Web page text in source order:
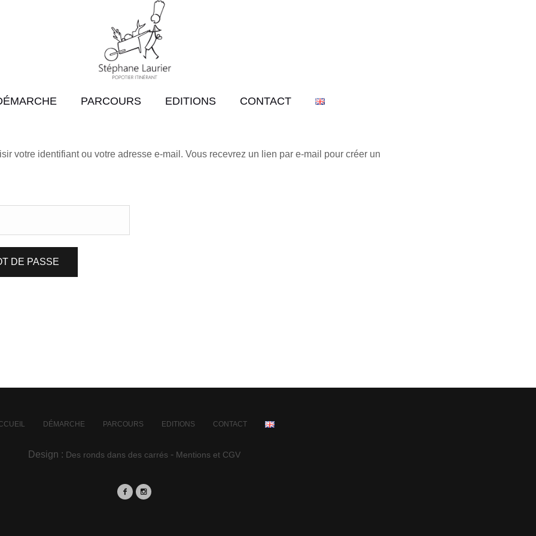
PARCOURS EDITIONS CONTACT
votre identifiant ou votre adresse e-mail. Vous recevrez un lien par e-mail pour créer un
DE PASSE
DÉMARCHE PARCOURS EDITIONS CONTACT
Design : Des ronds dans des carrés - Mentions et CGV